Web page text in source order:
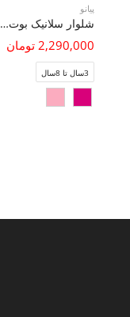
پیانو
شلوار سلانیک بوت کات (ست با کد 10532)
2,290,000 تومان
3سال تا 8سال